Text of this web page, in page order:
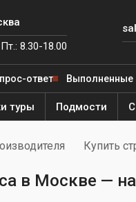
8.30-18.00
ответ Выполненные
туры Подмости
Купить
в Москве —